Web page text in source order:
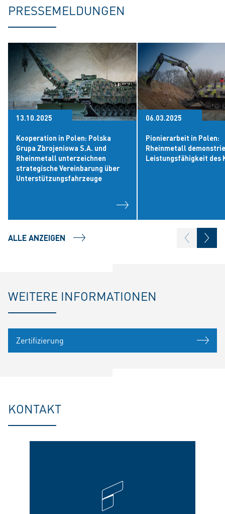
PRESSEMELDUNGEN
13.10.2025
Kooperation in Polen: Polska
Grupa Zbrojeniowa S.A. und
Rheinmetall unterzeichnen
strategische Vereinbarung über
Unterstützungsfahrzeuge
06.03.2025
Pionierarbeit in Polen:
Rheinmetall
Leistungsfähigkeit des
ALLE ANZEIGEN
WEITERE INFORMATIONEN
Zertifizierung
KONTAKT